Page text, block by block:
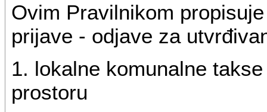
Ovim Pravilnikom
prijave - odjave za
1. lokalne komunalne
prostoru